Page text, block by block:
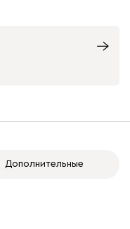
320 620
Дополнительные